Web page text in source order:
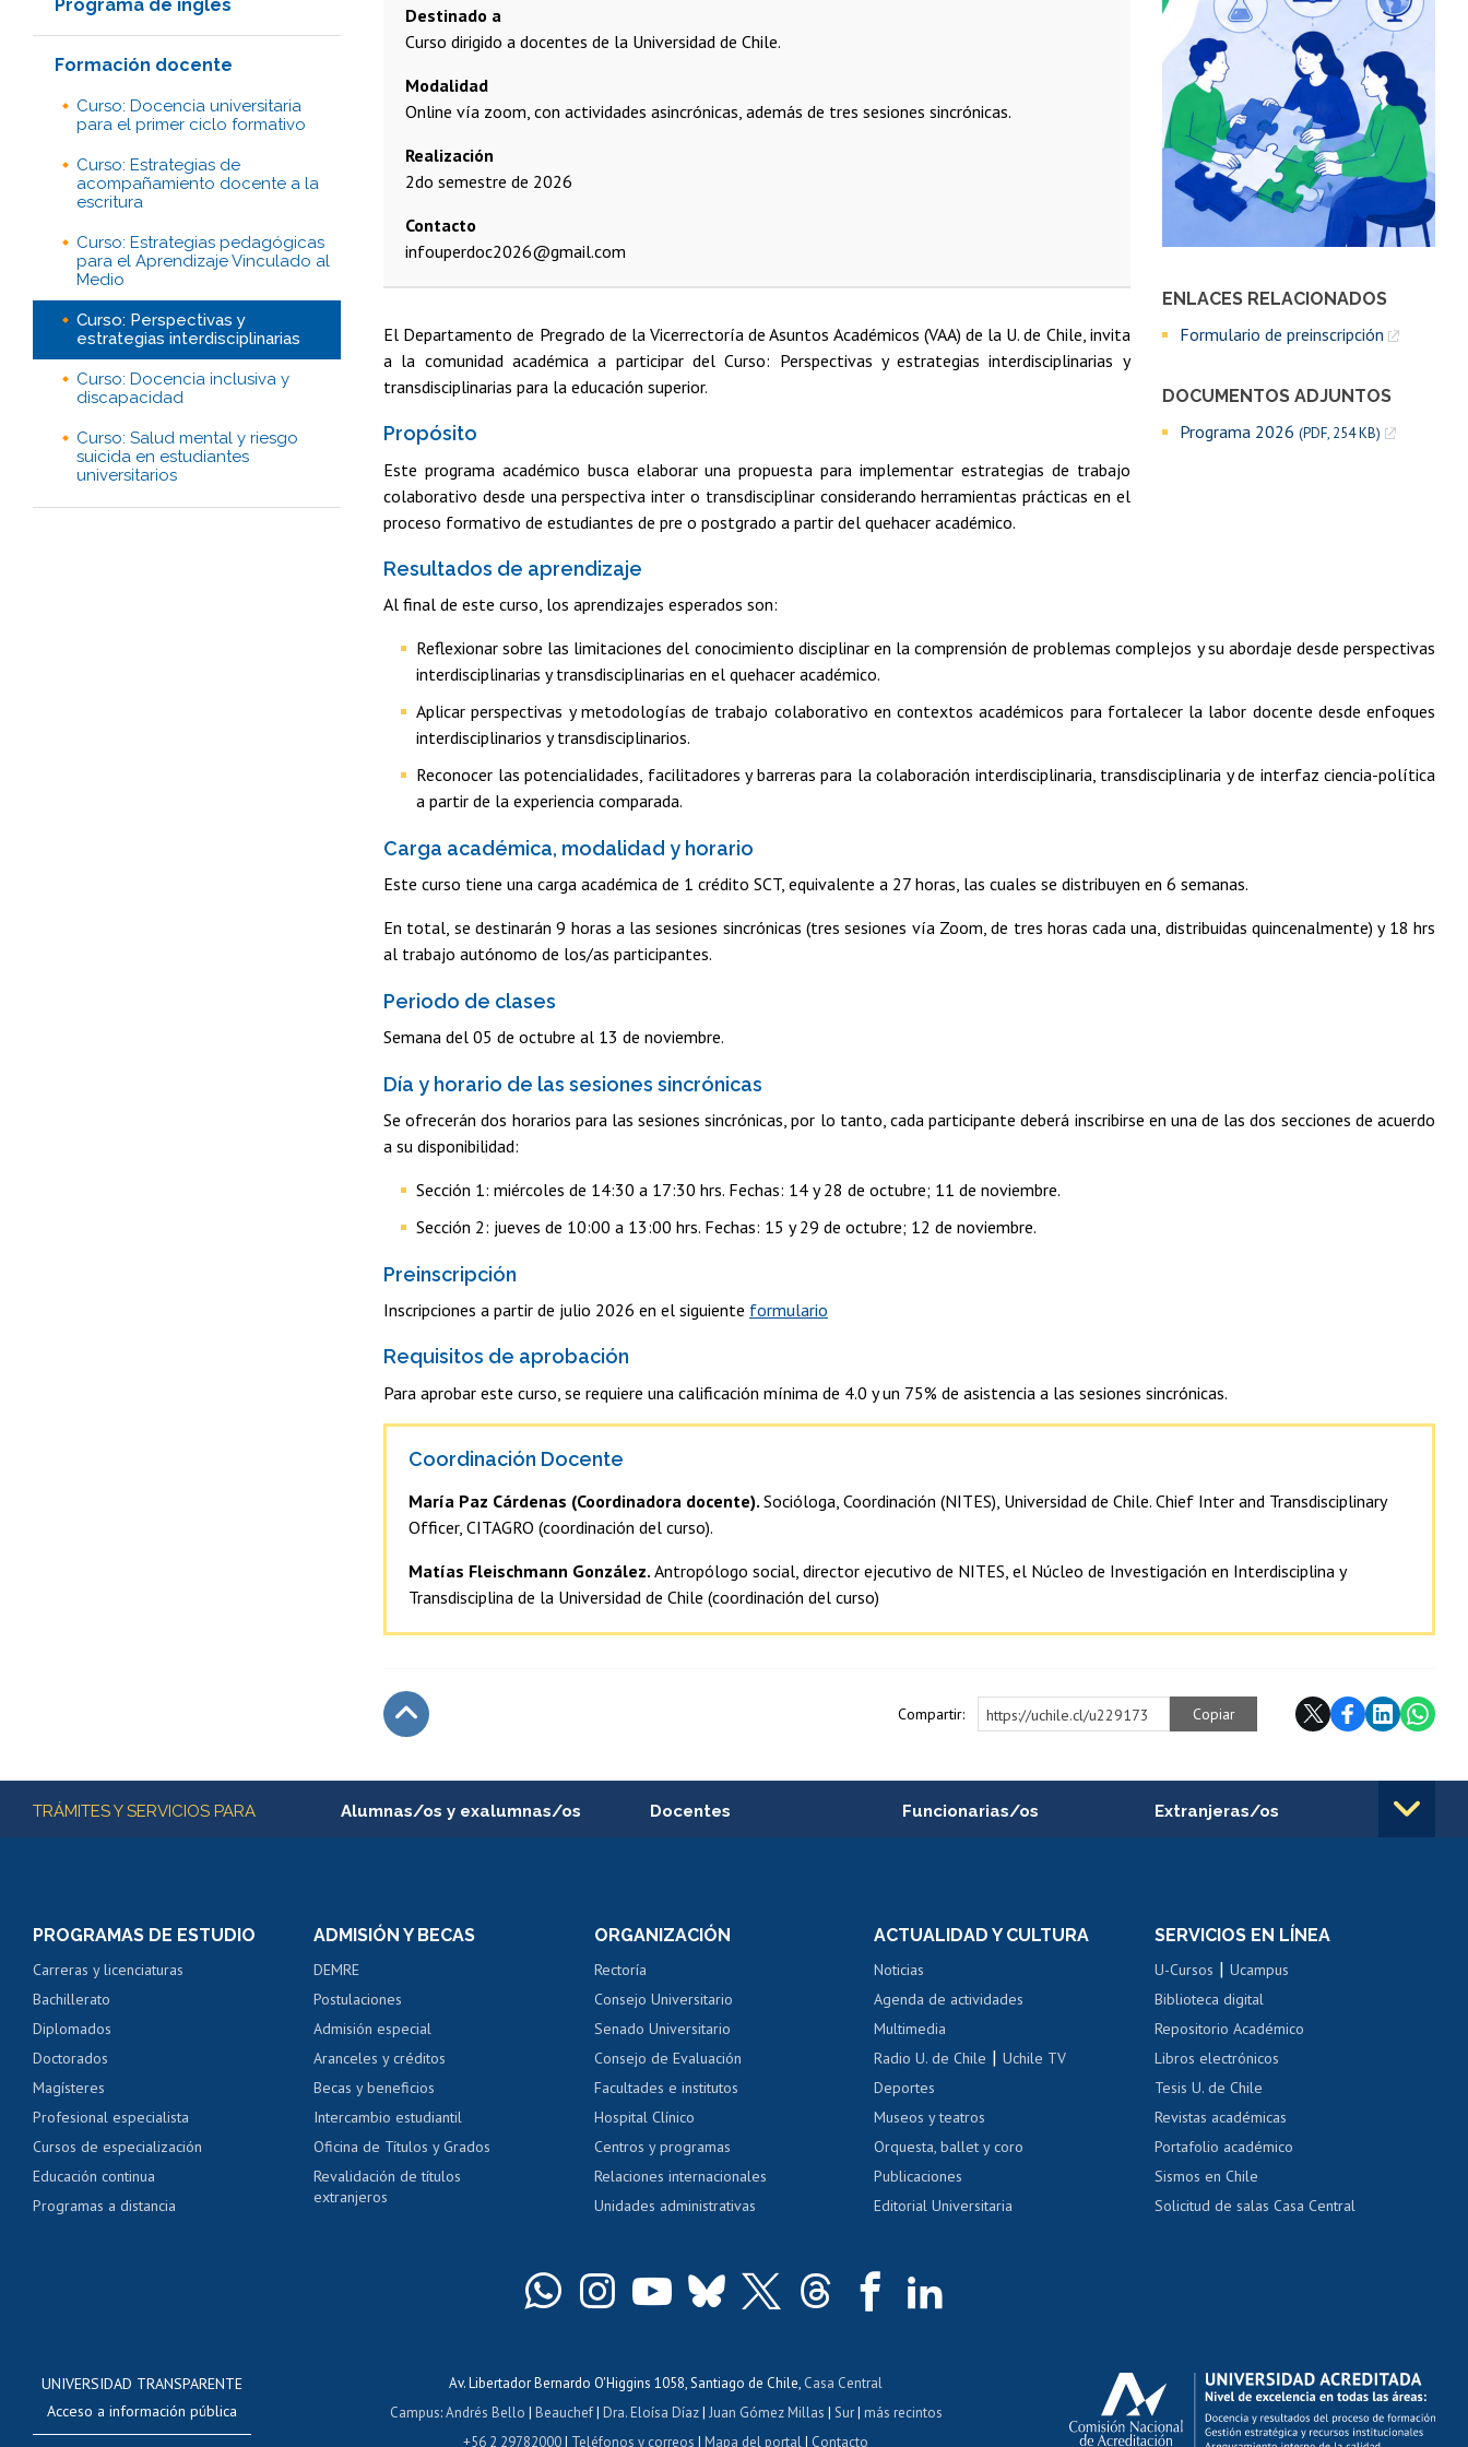
Programa de inglés
Formación docente
Curso: Docencia universitaria
para el primer ciclo formativo
Curso: Estrategias de
acompañamiento docente a la
escritura
Curso: Estrategias pedagógicas
para el Aprendizaje Vinculado al
Medio
Curso: Perspectivas y
estrategias interdisciplinarias
Curso: Docencia inclusiva y
discapacidad
Curso: Salud mental y riesgo
suicida en estudiantes
universitarios
ENLACES RELACIONADOS
Formulario de preinscripción
DOCUMENTOS ADJUNTOS
Programa 2026 (PDF, 254 KB)
Destinado a
Curso dirigido a docentes de la Universidad de Chile.
Modalidad
Online vía zoom, con actividades asincrónicas, además de tres sesiones sincrónicas.
Realización
2do semestre de 2026
Contacto
infouperdoc2026@gmail.com
El Departamento de Pregrado de la Vicerrectoría de Asuntos Académicos (VAA) de la U. de Chile, invita
a la comunidad académica a participar del Curso: Perspectivas y estrategias interdisciplinarias y
transdisciplinarias para la educación superior.
Propósito
Este programa académico busca elaborar una propuesta para implementar estrategias de trabajo
colaborativo desde una perspectiva inter o transdisciplinar considerando herramientas prácticas en el
proceso formativo de estudiantes de pre o postgrado a partir del quehacer académico.
Resultados de aprendizaje
Al final de este curso, los aprendizajes esperados son:
Reflexionar sobre las limitaciones del conocimiento disciplinar en la comprensión de problemas complejos y su abordaje desde perspectivas
interdisciplinarias y transdisciplinarias en el quehacer académico.
Aplicar perspectivas y metodologías de trabajo colaborativo en contextos académicos para fortalecer la labor docente desde enfoques
interdisciplinarios y transdisciplinarios.
Reconocer las potencialidades, facilitadores y barreras para la colaboración interdisciplinaria, transdisciplinaria y de interfaz ciencia-política
a partir de la experiencia comparada.
Carga académica, modalidad y horario
Este curso tiene una carga académica de 1 crédito SCT, equivalente a 27 horas, las cuales se distribuyen en 6 semanas.
En total, se destinarán 9 horas a las sesiones sincrónicas (tres sesiones vía Zoom, de tres horas cada una, distribuidas quincenalmente) y 18 hrs
al trabajo autónomo de los/as participantes.
Periodo de clases
Semana del 05 de octubre al 13 de noviembre.
Día y horario de las sesiones sincrónicas
Se ofrecerán dos horarios para las sesiones sincrónicas, por lo tanto, cada participante deberá inscribirse en una de las dos secciones de acuerdo
a su disponibilidad:
Sección 1: miércoles de 14:30 a 17:30 hrs. Fechas: 14 y 28 de octubre; 11 de noviembre.
Sección 2: jueves de 10:00 a 13:00 hrs. Fechas: 15 y 29 de octubre; 12 de noviembre.
Preinscripción
Inscripciones a partir de julio 2026 en el siguiente formulario
Requisitos de aprobación
Para aprobar este curso, se requiere una calificación mínima de 4.0 y un 75% de asistencia a las sesiones sincrónicas.
Coordinación Docente
María Paz Cárdenas (Coordinadora docente). Socióloga, Coordinación (NITES), Universidad de Chile. Chief Inter and Transdisciplinary
Officer, CITAGRO (coordinación del curso).
Matías Fleischmann González. Antropólogo social, director ejecutivo de NITES, el Núcleo de Investigación en Interdisciplina y
Transdisciplina de la Universidad de Chile (coordinación del curso)
Compartir: https://uchile.cl/u229173 Copiar
Más información
TRÁMITES Y SERVICIOS PARA Alumnas/os y exalumnas/os
Servicio médico y dental
Pago de arancel y crédito alumnos
Pago de arancel y crédito exalumnos
Certificado de títulos y grados
Docentes
Perfeccionamiento
Evaluación docente
Calificación académica
Postulación al AUCAI
Funcionarias/os
Portal de movilidad interna
Certificado de renta
Certificado de renta
Extranjeras/os
Cursos de español
Mi Uchile Ayuda tecnológica Tarjeta TUI Acoso laboral, sexual y violencia Denuncias administrativas
PROGRAMAS DE ESTUDIO
Carreras y licenciaturas
Bachillerato
Diplomados
Doctorados
Magísteres
Profesional especialista
Cursos de especialización
Educación continua
Programas a distancia
ADMISIÓN Y BECAS
DEMRE
Postulaciones
Admisión especial
Aranceles y créditos
Becas y beneficios
Intercambio estudiantil
Oficina de Títulos y Grados
Revalidación de títulos
extranjeros
ORGANIZACIÓN
Rectoría
Consejo Universitario
Senado Universitario
Consejo de Evaluación
Facultades e institutos
Hospital Clínico
Centros y programas
Relaciones internacionales
Unidades administrativas
ACTUALIDAD Y CULTURA
Noticias
Agenda de actividades
Multimedia
Radio U. de Chile |Uchile TV
Deportes
Museos y teatros
Orquesta, ballet y coro
Publicaciones
Editorial Universitaria
SERVICIOS EN LÍNEA
U-Cursos |Ucampus
Biblioteca digital
Repositorio Académico
Libros electrónicos
Tesis U. de Chile
Revistas académicas
Portafolio académico
Sismos en Chile
Solicitud de salas Casa Central
UNIVERSIDAD TRANSPARENTE
Acceso a información pública
Av. Libertador Bernardo O'Higgins 1058, Santiago de Chile, Casa Central
Campus:Andrés Bello | Beauchef| Dra. Eloísa Díaz| Juan Gómez Millas | Sur| más recintos
+56 2 29782000| Teléfonos y correos |Mapa del portal| Contacto